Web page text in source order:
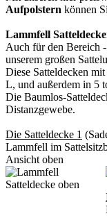
Aufpolstern können
Lammfell
Auch für den Bereich
unserem großen
Diese Satteldecken
L, und außerdem in 5
Die Baumlos-
Distanzgewebe.
Die Satteldecke 1
Lammfell im
Ansicht oben